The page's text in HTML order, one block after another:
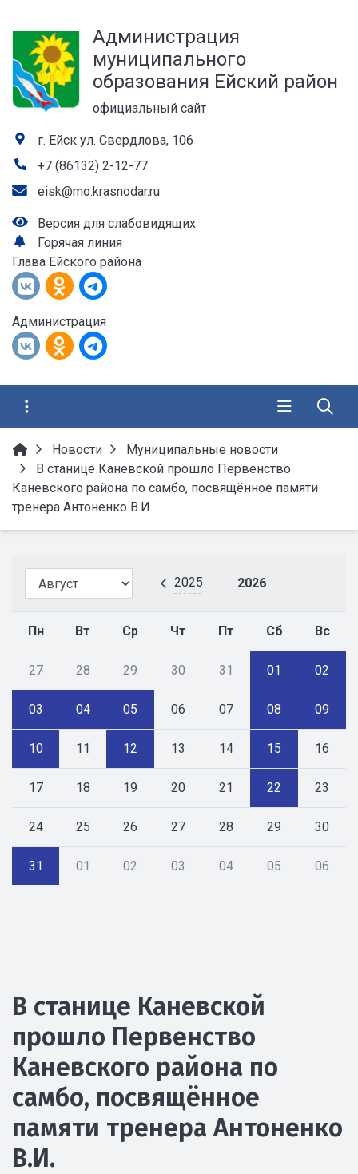
Администрация
муниципального
образования Ейский район
официальный сайт
г. Ейск ул. Свердлова, 106
+7 (86132) 2-12-77
eisk@mo.krasnodar.ru
Версия для слабовидящих
Горячая линия
Глава Ейского района
Администрация
Новости
Муниципальные новости
В станице Каневской прошло Первенство
Каневского района по самбо, посвящённое памяти
тренера Антоненко В.И.
2025 2026
Пн Вт Ср Чт Пт Сб Вс
27 28 29 30 31 01 02
03 04 05 06 07 08 09
10 11 12 13 14 15 16
17 18 19 20 21 22 23
24 25 26 27 28 29 30
31 01 02 03 04 05 06
В станице Каневской
прошло Первенство
Каневского района по
самбо, посвящённое
памяти тренера Антоненко
В.И.